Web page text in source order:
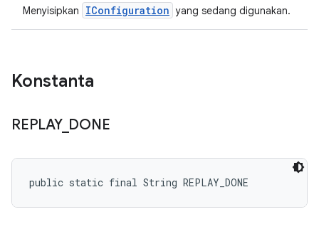
Menyisipkan IConfiguration yang sedang digunakan.
Konstanta
REPLAY_ DONE
public static final String REPLAY_DONE